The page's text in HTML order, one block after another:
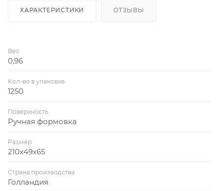
ХАРАКТЕРИСТИКИ ОТЗЫВЫ
Вес
0,96
Кол-во в упаковке
1250
Поверхность
Ручная формовка
Размер
210x49x65
Страна производства
Голландия